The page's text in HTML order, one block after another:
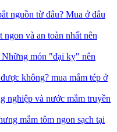
nguồn từ đâu? Mua ở đâu
và an toàn nhất nên
món "đại kỵ" nên
không? mua mắm tép ở
nghiệp và nước mắm truyền
mắm tôm ngon sạch tại